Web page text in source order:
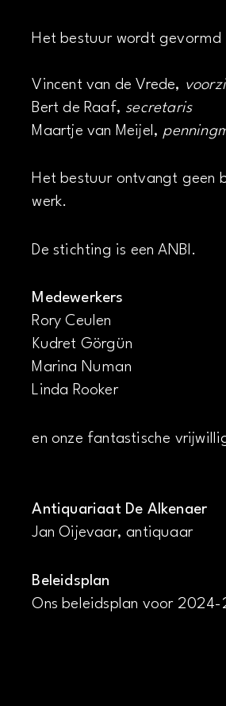
Het bestuur wordt gevormd
Vincent van de Vrede,
Bert de Raaf, secretaris
Maartje van Meijel,
Het bestuur ontvangt geen
werk.
De stichting is een ANBI.
Medewerkers
Rory Ceulen
Kudret Görgün
Marina Numan
Linda Rooker
en onze fantastische
Antiquariaat De Alkenaer
Jan Oijevaar, antiquaar
Beleidsplan
Ons beleidsplan voor